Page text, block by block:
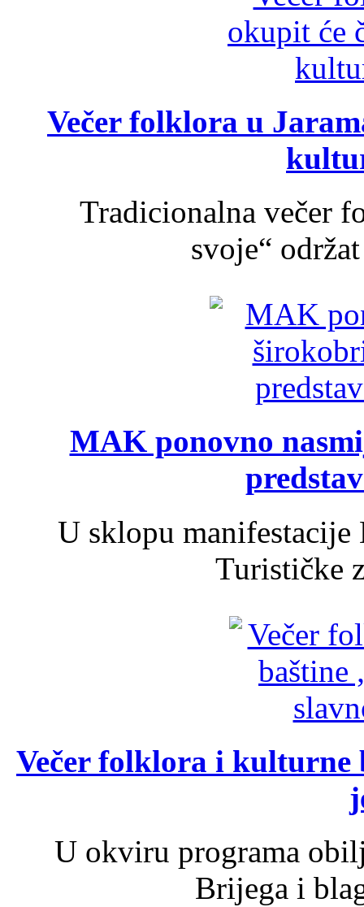
Večer folklora u
Tradicionalna večer
svoje“
MAK ponovno
U sklopu
Turističke
Večer folklora i kulturne
U okviru programa
Brijega i